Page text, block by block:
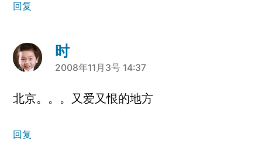
回复
时
说：
2008年11月3号 14:37
北京。。。又爱又恨的地方
回复